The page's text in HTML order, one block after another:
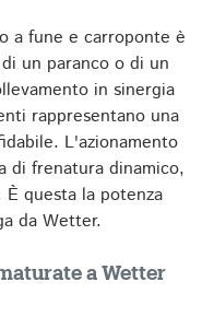
a fune e carroponte è
un paranco o di un
in sinergia
rappresentano una
L'azionamento
di frenatura dinamico,
questa la potenza
da Wetter.
a Wetter